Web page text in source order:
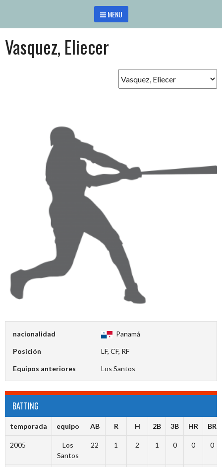
contenido
MENU
Vasquez, Eliecer
nacionalidad Panamá
Posición LF, CF, RF
Equipos anteriores Los Santos
BATTING
temporada equipo AB R H 2B 3B HR BR
2005
Los
Santos
22 1 2 1 0 0 0